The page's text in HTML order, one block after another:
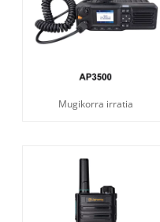
Mugikorra irratia